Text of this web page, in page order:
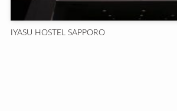
IYASU HOSTEL SAPPORO